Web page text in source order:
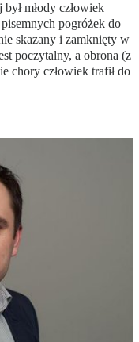
młody człowiek
pogróżek do
skazany i zamknięty w
poczytalny, a obrona (z
chory człowiek trafił do